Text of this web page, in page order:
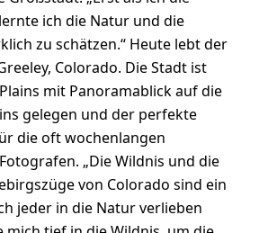
ich die Natur und die
zu schätzen.“ Heute lebt der
Colorado. Die Stadt ist
mit Panoramablick auf die
gelegen und der perfekte
die oft wochenlangen
„Die Wildnis und die
von Colorado sind ein
jeder in die Natur verlieben